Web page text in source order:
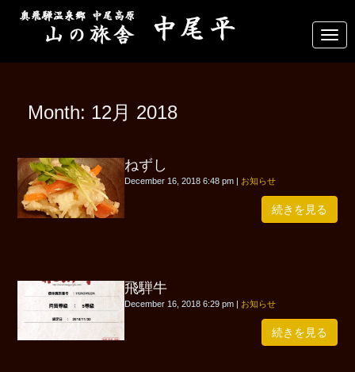
N
a
v
Month: 12月 2018
ねずし
December 16, 2018 6:48 pm| お知らせ
続きを見る
飛騨牛
December 16, 2018 6:29 pm| お知らせ
続きを見る